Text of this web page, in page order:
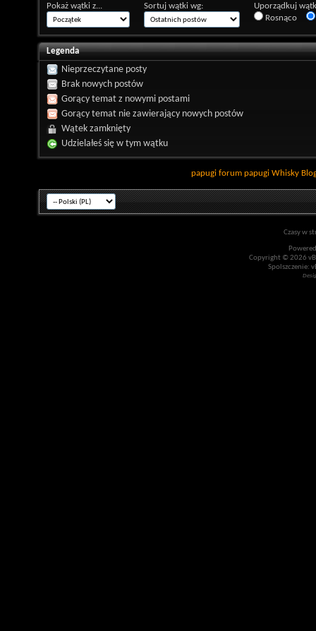
Pokaż wątki z... Sortuj wątki wg:
Uporządkuj
Rosnąco
Legenda
Nieprzeczytane posty
Brak nowych postów
Gorący temat z nowymi postami
Gorący temat nie zawierający nowych postów
Wątek zamknięty
Udzielałeś się w tym wątku
papugi forum papugi Whisky
Czasy w
Copyright © 2026
Spolszczenie: